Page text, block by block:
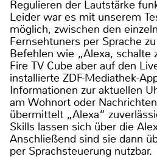
Regulieren der Lautstärke
Leider war es mit unserem
möglich, zwischen den
Fernsehtuners per Sprache
Befehlen wie „Alexa, schalte
Fire TV Cube aber auf den
installierte ZDF-Mediathek-
Informationen zur aktuellen
am Wohnort oder
übermittelt „Alexa“
Skills lassen sich über die
Anschließend sind sie dann
per Sprachsteuerung